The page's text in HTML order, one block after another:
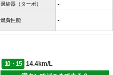
過給器（ターボ） -
燃費性能 -
10・15
14.4km/L